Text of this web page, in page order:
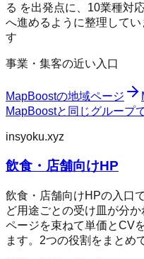
る を出発点に、10業種対
へ進めるように整理して
す
事業・集客の近い入口
MapBoostの地域ページ
MapBoostと同じグループ
insyoku.xyz
飲食・店舗向けHP
飲食・店舗向けHPの入口
ど用途ごとの受け皿が分
ページを束ねて単価とCV
ます。2つの役割をまとめ